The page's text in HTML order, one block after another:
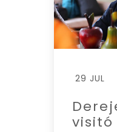
29 JUL
visitó